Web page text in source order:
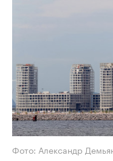
Фото: Александр